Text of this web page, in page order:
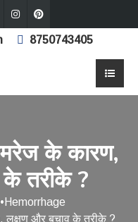
8750743405
के कारण,
तरीके ?
• Hemorrhage
लक्षण और बचाव के तरीके ?